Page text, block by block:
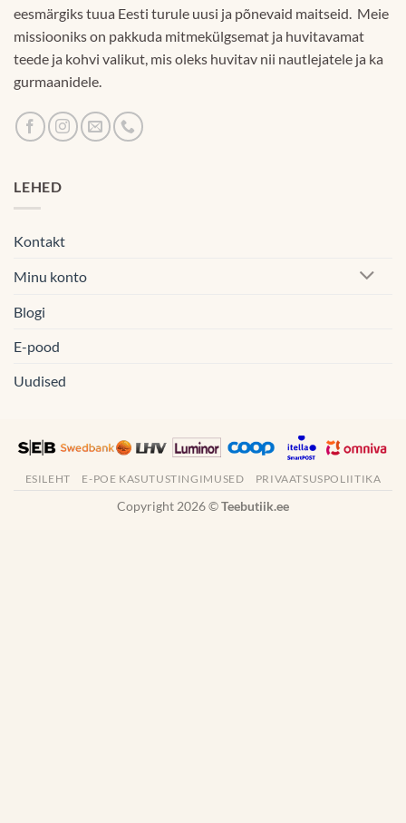
eesmärgiks tuua Eesti turule uusi ja põnevaid maitseid. Meie
missiooniks on pakkuda mitmekülgsemat ja huvitavamat
teede ja kohvi valikut, mis oleks huvitav nii nautlejatele ja ka
gurmaanidele.
LEHED
Kontakt
Minu konto
Blogi
E-pood
Uudised
ESILEHT E-POE KASUTUSTINGIMUSED PRIVAATSUSPOLIITIKA
Copyright 2026 ©Teebutiik.ee